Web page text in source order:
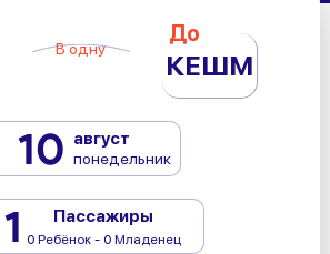
В одну
До
КЕШМ
10 август
понедельник
1 Пассажиры
0 Ребёнок - 0 Младенец